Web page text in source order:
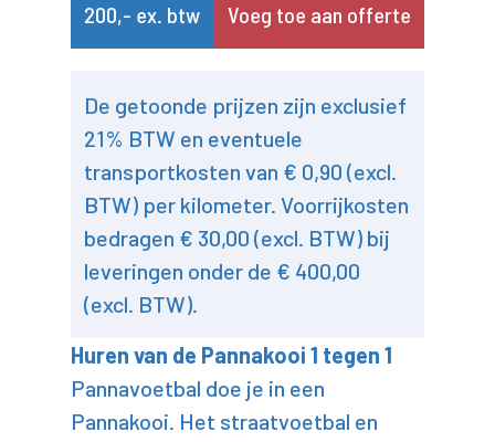
200,- ex. btw Voeg toe aan offerte
De getoonde prijzen zijn exclusief
21% BTW en eventuele
transportkosten van € 0,90 (excl.
BTW) per kilometer. Voorrijkosten
bedragen € 30,00 (excl. BTW) bij
leveringen onder de € 400,00
(excl. BTW).
Huren van de Pannakooi 1 tegen 1
Pannavoetbal doe je in een
Pannakooi. Het straatvoetbal en